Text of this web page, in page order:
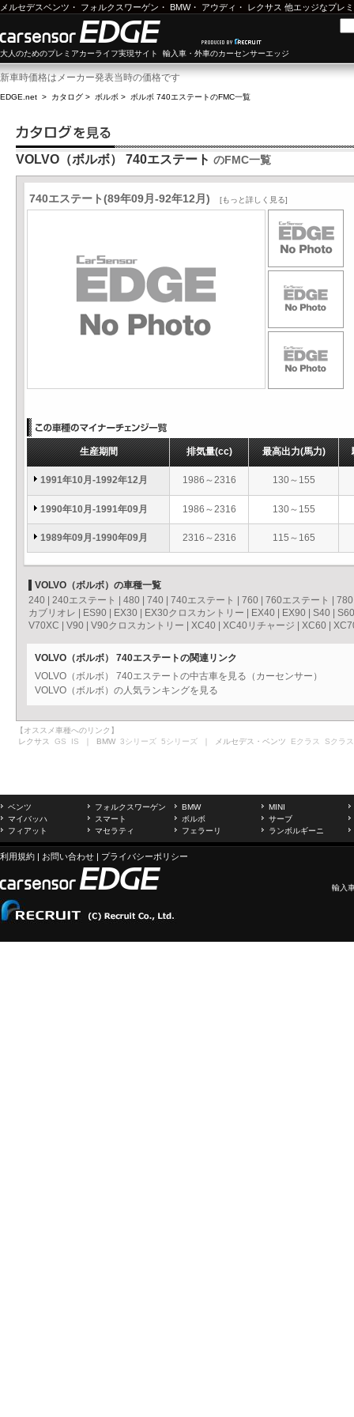
メルセデスベンツ ・ フォルクスワーゲン ・ BMW・ アウディ ・ レクサス 他エッジなプレ
大人のためのプレミアカーライフ実現サイト 輸入車・外車のカーセンサーエッジ
新車時価格はメーカー発表当時の価格です
EDGE.net > カタログ > ボルボ > ボルボ 740エステートのFMC一覧
VOLVO（ボルボ） 740エステート のFMC一覧
740エステート(89年09月-92年12月) [もっと詳しく見る]
生産期間 排気量(cc) 最高出力(馬力)
1991年10月-1992年12月 1986～2316 130～155
1990年10月-1991年09月 1986～2316 130～155
1989年09月-1990年09月 2316～2316 115～165
VOLVO（ボルボ）の車種一覧
240
240エステート 480 740 740エステート 760 760エステート 780
カブリオレ
ES90 EX30 EX30クロスカントリー EX40 EX90 S40
S60
V70XC
V90 V90クロスカントリー XC40 XC40リチャージ XC60
VOLVO（ボルボ） 740エステートの関連リンク
VOLVO（ボルボ） 740エステートの中古車を見る（カーセンサー）
VOLVO（ボルボ）の人気ランキングを見る
【オススメ車種へのリンク】
レクサス GS IS ｜ BMW 3シリーズ 5シリーズ ｜ メルセデス・ベンツ Eクラス Sクラス
ベンツ フォルクスワーゲン BMW
MINI
マイバッハ
スマート ボルボ
サーブ
フィアット
マセラティ フェラーリ ランボルギーニ
利用規約 | お問い合わせ | プライバシーポリシー
輸入